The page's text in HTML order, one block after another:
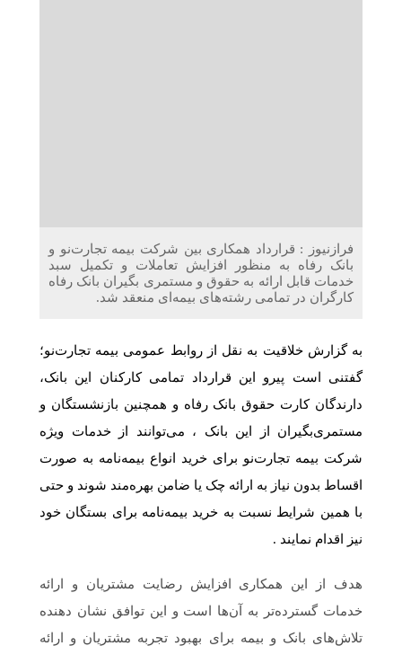
فرازنیوز : قرارداد همکاری بین شرکت بیمه تجارت‌نو و
بانک رفاه به منظور افزایش تعاملات و تکمیل سبد
خدمات قابل ارائه به حقوق و مستمری بگیران بانک رفاه
کارگران در تمامی رشته‌های بیمه‌ای منعقد شد.
به گزارش خلاقیت به نقل از روابط عمومی بیمه تجارت‌نو؛
گفتنی است پیرو این قرارداد تمامی کارکنان این بانک،
دارندگان کارت حقوق بانک رفاه و همچنین بازنشستگان و
مستمری‌بگیران از این بانک ، می‌توانند از خدمات ویژه
شرکت بیمه تجارت‌نو برای خرید انواع بیمه‌نامه‌ به صورت
اقساط بدون نیاز به ارائه چک یا ضامن بهره‌مند شوند و حتی
با همین شرایط نسبت به خرید بیمه‌نامه برای بستگان خود
نیز اقدام نمایند .
هدف از این همکاری افزایش رضایت مشتریان و ارائه
خدمات گسترده‌تر به آن‌ها است و این توافق نشان دهنده
تلاش‌های بانک و بیمه برای بهبود تجربه مشتریان و ارائه